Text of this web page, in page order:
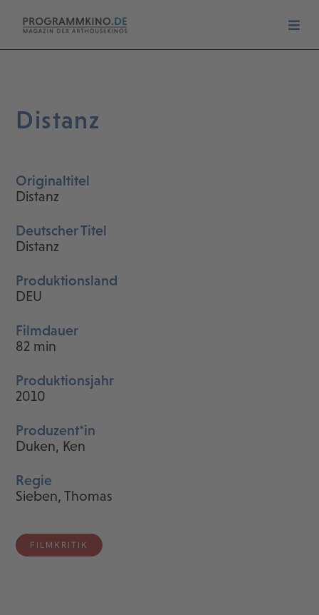
Distanz
Originaltitel
Distanz
Deutscher Titel
Distanz
Produktionsland
DEU
Filmdauer
82 min
Produktionsjahr
2010
Produzent*in
Duken, Ken
Regie
Sieben, Thomas
FILMKRITIK